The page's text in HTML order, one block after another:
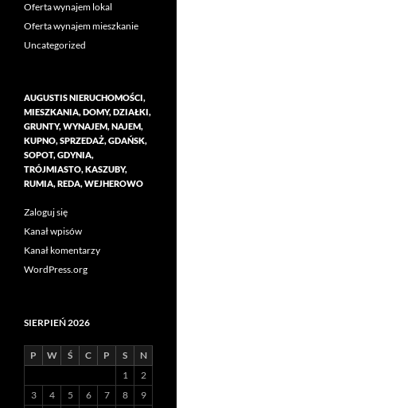
Oferta wynajem lokal
Oferta wynajem mieszkanie
Uncategorized
AUGUSTIS NIERUCHOMOŚCI,
MIESZKANIA, DOMY, DZIAŁKI,
GRUNTY, WYNAJEM, NAJEM,
KUPNO, SPRZEDAŻ, GDAŃSK,
SOPOT, GDYNIA,
TRÓJMIASTO, KASZUBY,
RUMIA, REDA, WEJHEROWO
Zaloguj się
Kanał wpisów
Kanał komentarzy
WordPress.org
SIERPIEŃ 2026
P W Ś C P S
N
1
2
3
4 5 6 7 8
9